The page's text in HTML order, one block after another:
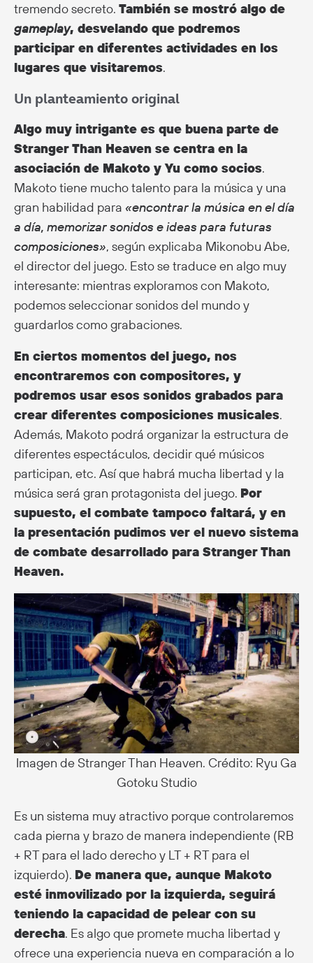
tremendo secreto. También se mostró algo de
gameplay, desvelando que podremos
participar en diferentes actividades en los
lugares que visitaremos.
Un planteamiento original
Algo muy intrigante es que buena parte de
Stranger Than Heaven se centra en la
asociación de Makoto y Yu como socios.
Makoto tiene mucho talento para la música y una
gran habilidad para «encontrar la música en el día
a día, memorizar sonidos e ideas para futuras
composiciones», según explicaba Mikonobu Abe,
el director del juego. Esto se traduce en algo muy
interesante: mientras exploramos con Makoto,
podemos seleccionar sonidos del mundo y
guardarlos como grabaciones.
En ciertos momentos del juego, nos
encontraremos con compositores, y
podremos usar esos sonidos grabados para
crear diferentes composiciones musicales.
Además, Makoto podrá organizar la estructura de
diferentes espectáculos, decidir qué músicos
participan, etc. Así que habrá mucha libertad y la
música será gran protagonista del juego. Por
supuesto, el combate tampoco faltará, y en
la presentación pudimos ver el nuevo sistema
de combate desarrollado para Stranger Than
Heaven.
Imagen de Stranger Than Heaven. Crédito: Ryu Ga
Gotoku Studio
Es un sistema muy atractivo porque controlaremos
cada pierna y brazo de manera independiente (RB
+ RT para el lado derecho y LT + RT para el
izquierdo). De manera que, aunque Makoto
esté inmovilizado por la izquierda, seguirá
teniendo la capacidad de pelear con su
derecha. Es algo que promete mucha libertad y
ofrece una experiencia nueva en comparación a lo